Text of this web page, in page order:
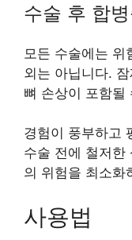
수술 후 합
모든 수술에는 위
외는 아닙니다.
뼈 손상이 포함될
경험이 풍부하고
수술 전에 철저한
의 위험을 최소화
사용법